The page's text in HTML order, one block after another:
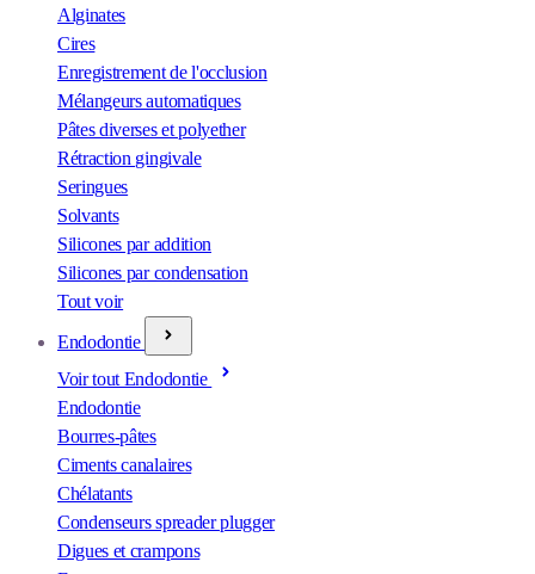
Alginates
Cires
Enregistrement de l'occlusion
Mélangeurs automatiques
Pâtes diverses et polyether
Rétraction gingivale
Seringues
Solvants
Silicones par addition
Silicones par condensation
Tout voir
Endodontie
Voir tout Endodontie
Endodontie
Bourres-pâtes
Ciments canalaires
Chélatants
Condenseurs spreader plugger
Digues et crampons